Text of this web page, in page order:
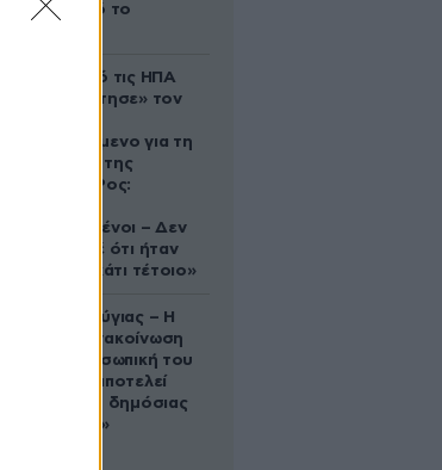
του Δία από το
Ζευγάρι από τις ΗΠΑ
που «υιοθέτησε» τον
κατηγορούμενο για τη
δολοφονία της
Ελίζαμπεθ Ρος:
συντετριμμένοι – Δεν
έδειξε ποτέ ότι ήταν
ικανός για κάτι τέτοιο»
Χρίστος Κούγιας – Η
αυστηρή ανακοίνωση
για την προσωπική του
ζωή: «Δεν αποτελεί
αντικείμενο δημόσιας
συζήτησης»